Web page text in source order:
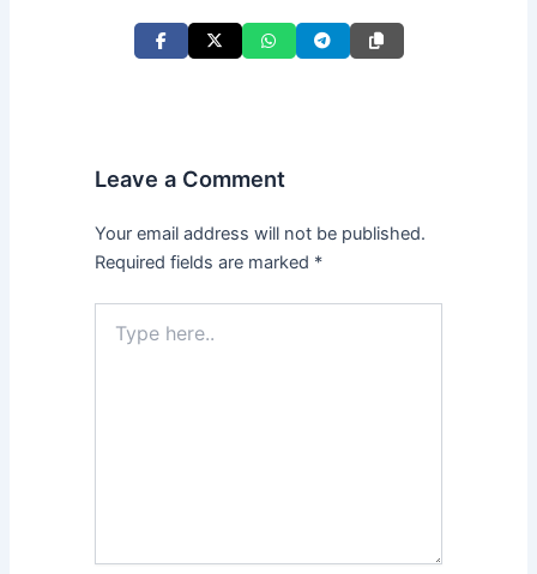
Leave a Comment
Your email address will not be published.
Required fields are marked *
here..